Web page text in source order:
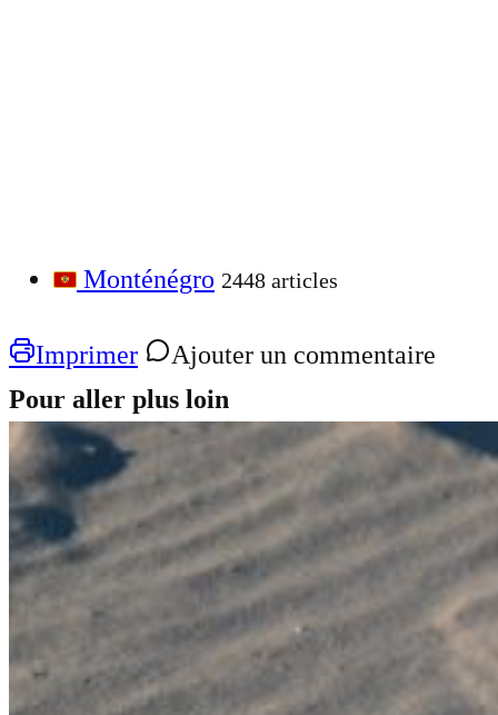
Monténégro 2448 articles
Imprimer
Ajouter un commentaire
Pour aller plus loin